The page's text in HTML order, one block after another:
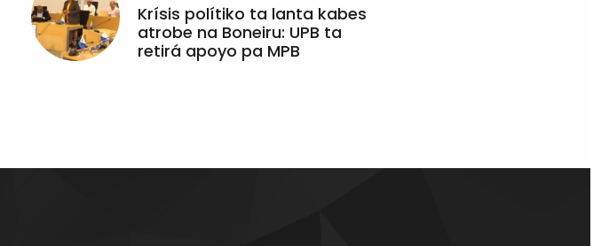
Krísis polítiko ta lanta kabes
atrobe na Boneiru: UPB ta
retirá apoyo pa MPB